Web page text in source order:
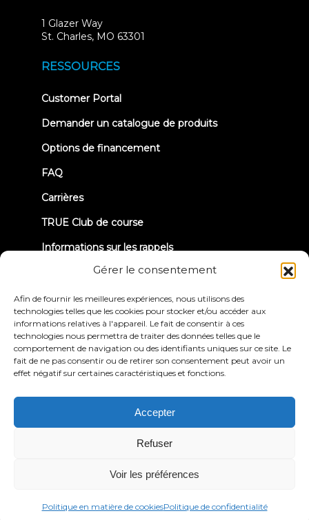
Gérer le consentement
Afin de fournir les meilleures expériences, nous utilisons des
technologies telles que les cookies pour stocker et/ou accéder aux
informations relatives à l'appareil. Le fait de consentir à ces
technologies nous permettra de traiter des données telles que le
comportement de navigation ou des identifiants uniques sur ce site. Le
fait de ne pas consentir ou de retirer son consentement peut avoir un
effet négatif sur certaines caractéristiques et fonctions.
Accepter
Refuser
Voir les préférences
Politique en matière de cookiesPolitique de confidentialité
1 Glazer Way
St. Charles, MO 63301
RESSOURCES
Customer Portal(opens
new
Demander un catalogue de produits
Options de financement
FAQ
Carrières
TRUE Club de course
Informations sur les rappels
© 2026 True Fitness. All Rights Reserved
confidentialité
d'utilisation
Déclaration d'accessibilité